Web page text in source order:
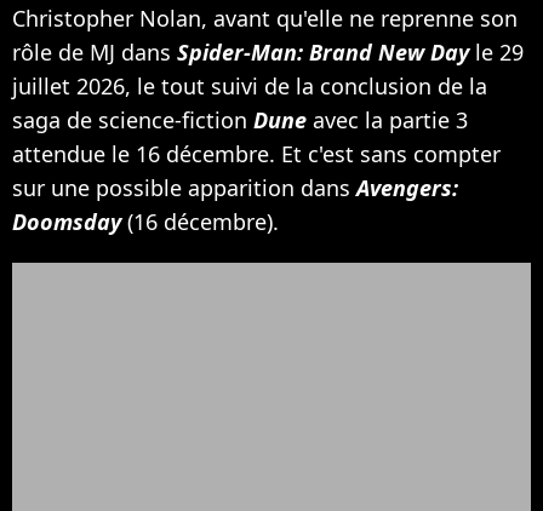
Christopher Nolan, avant qu'elle ne reprenne son
rôle de MJ dans Spider-Man: Brand New Dayle 29
juillet 2026, le tout suivi de la conclusion de la
saga de science-fiction Dune avec la partie 3
attendue le 16 décembre. Et c'est sans compter
sur une possible apparition dans Avengers:
Doomsday(16 décembre).